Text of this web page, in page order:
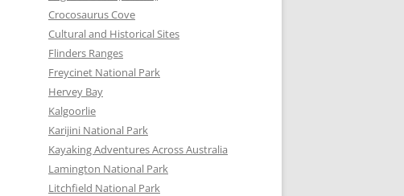
Crocosaurus Cove
Cultural and Historical Sites
Flinders Ranges
Freycinet National Park
Hervey Bay
Kalgoorlie
Karijini National Park
Kayaking Adventures Across Australia
Lamington National Park
Litchfield National Park